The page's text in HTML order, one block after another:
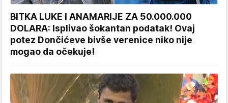
BITKA LUKE I ANAMARIJE ZA 50.000.000
DOLARA: Isplivao šokantan podatak! Ovaj
potez Dončićeve bivše verenice niko nije
mogao da očekuje!